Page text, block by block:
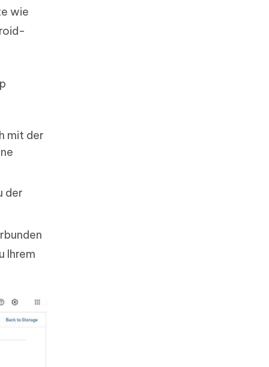
wie
mit der
der
Ihrem